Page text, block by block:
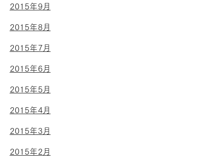
2015年9月
2015年8月
2015年7月
2015年6月
2015年5月
2015年4月
2015年3月
2015年2月